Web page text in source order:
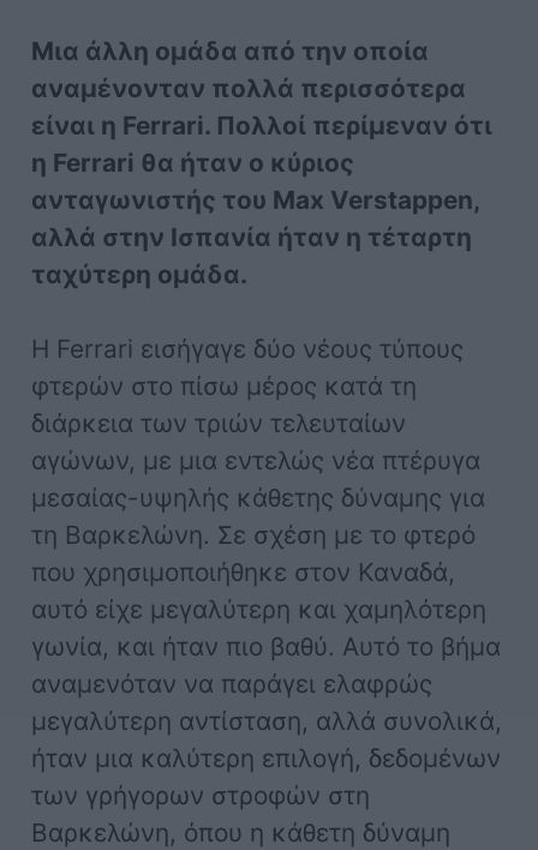
Μια άλλη ομάδα από την οποία
αναμένονταν πολλά περισσότερα
είναι η Ferrari. Πολλοί περίμεναν ότι
η Ferrari θα ήταν ο κύριος
ανταγωνιστής του Max Verstappen,
αλλά στην Ισπανία ήταν η τέταρτη
ταχύτερη ομάδα.
Η Ferrari εισήγαγε δύο νέους τύπους
φτερών στο πίσω μέρος κατά τη
διάρκεια των τριών τελευταίων
αγώνων, με μια εντελώς νέα πτέρυγα
μεσαίας-υψηλής κάθετης δύναμης για
τη Βαρκελώνη. Σε σχέση με το φτερό
που χρησιμοποιήθηκε στον Καναδά,
αυτό είχε μεγαλύτερη και χαμηλότερη
γωνία, και ήταν πιο βαθύ. Αυτό το βήμα
αναμενόταν να παράγει ελαφρώς
μεγαλύτερη αντίσταση, αλλά συνολικά,
ήταν μια καλύτερη επιλογή, δεδομένων
των γρήγορων στροφών στη
Βαρκελώνη, όπου η κάθετη δύναμη